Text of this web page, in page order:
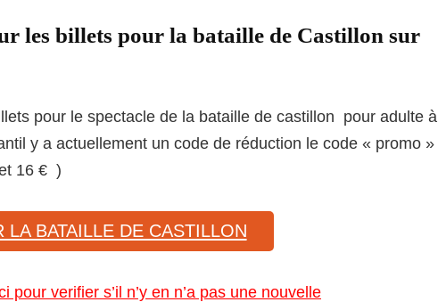
les billets pour la bataille de Castillon sur
pour le spectacle de la bataille de castillon pour adulte à
y a actuellement un code de réduction le code « promo »
16 € )
BATAILLE DE CASTILLON
pour verifier s’il n’y en n’a pas une nouvelle